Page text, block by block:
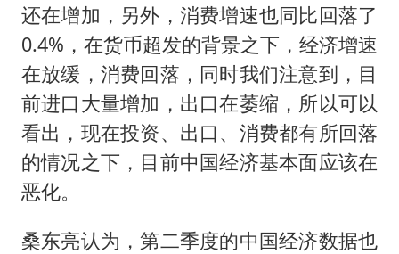
还在增加，另外，消费增速也同比回落了
0.4%，在货币超发的背景之下，经济增速
在放缓，消费回落，同时我们注意到，目
前进口大量增加，出口在萎缩，所以可以
看出，现在投资、出口、消费都有所回落
的情况之下，目前中国经济基本面应该在
恶化。
桑东亮认为，第二季度的中国经济数据也